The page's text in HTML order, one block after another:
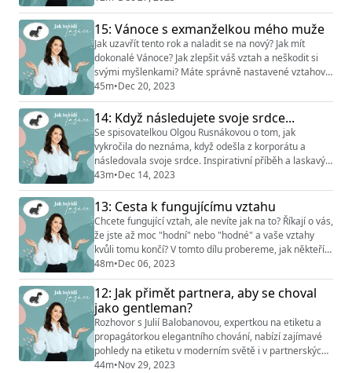
velkým pomocníkem dech a srdce. Právě oni nás
zavedou do míst, na které jsme možná trochu
pozapomněli. Ale kde je nám tolik dobře... Meditaci
vděčnosti pro vás připravila a namluvila Olga ...
15: Vánoce s exmanželkou mého muže
Jak uzavřít tento rok a naladit se na nový? Jak mít
dokonalé Vánoce? Jak zlepšit váš vztah a neškodit si
svými myšlenkami? Máte správně nastavené vztahové
cíle? Je lepší rozejít se před Vánoci nebo po nich? A
jaké to je trávit Vánoce s exmanželkou mého muže? O
tom a mnohem víc si povídáme s Adél Svojsíkovou.
Sledujte Instagram @jak_to_vidi_lasice &
@vztahovy_institut Pracovní list na bilancov...
45m•Dec 20, 2023
14: Když následujete svoje srdce...
Se spisovatelkou Olgou Rusnákovou o tom, jak
vykročila do neznáma, když odešla z korporátu a
následovala svoje srdce. Inspirativní příběh a laskavý
rozhovor, který je o emocích a na konci vám možná
ukápne slzička tak, jako nám… Olinku můžete sledovat
na Instagramu @olga.rusnakova. Její knížku
pohádkových příběhů, která (nejen) dětem přináší
moudrost a citlivě uchopené ponaučení “Zachumlej
se,...
43m•Dec 14, 2023
13: Cesta k fungujícímu vztahu
Chcete fungující vztah, ale nevíte jak na to? Říkají o vás,
že jste až moc "hodní" nebo "hodné" a vaše vztahy
kvůli tomu končí? V tomto dílu probereme, jak někteří z
nás odradí protějšek hned na začátku, ale hlavně
unikátní model párové dynamiky, na kterém vám
vysvětlím, proč možná (ne)funguje váš vztah. Co je to
vztahové lano a jak s ním můžeme pracovat? Jak může
žena svým přístupem ovlivnit ...
48m•Dec 06, 2023
12: Jak přimět partnera, aby se choval
jako gentleman?
Rozhovor s Julií Balobanovou, expertkou na etiketu a
propagátorkou elegantního chování, nabízí zajímavé
pohledy na etiketu v moderním světě i v partnerských
vztazích. Povídáme si o tom, jak elegance pomáhá k
44m•Nov 29, 2023